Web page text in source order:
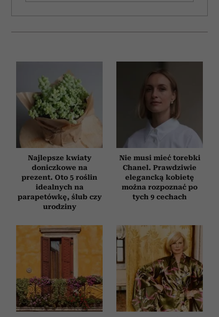
Najlepsze kwiaty
doniczkowe na
prezent. Oto 5 roślin
idealnych na
parapetówkę, ślub czy
urodziny
Nie musi mieć torebki
Chanel. Prawdziwie
elegancką kobietę
można rozpoznać po
tych 9 cechach